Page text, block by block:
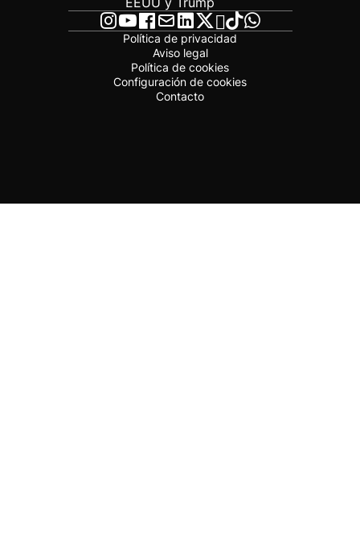
Política de privacidad
Aviso legal
Política de cookies
Configuración de cookies
Contacto